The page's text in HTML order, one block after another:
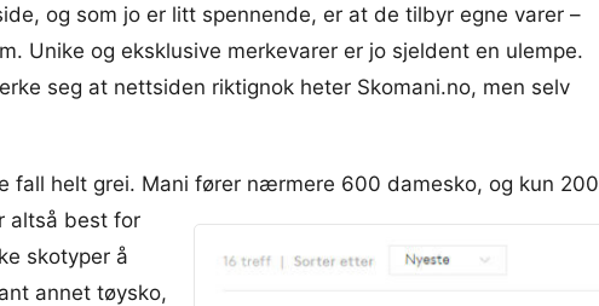
og som jo er litt spennende, er at de tilbyr egne varer –
Unike og eksklusive merkevarer er jo sjeldent en ulempe.
seg at nettsiden riktignok heter Skomani.no, men selv
fall helt grei. Mani fører nærmere 600 damesko, og kun 200
altså best for
skotyper å
annet tøysko,